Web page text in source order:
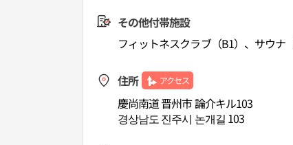
その他付帯施設
フィットネスクラブ（B1）、サウナ
住所 アクセス
慶尚南道 晋州市 論介キル103
경상남도 진주시 논개길 103